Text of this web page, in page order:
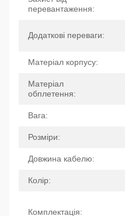
перевантаження:
Додаткові переваги:
Матеріал корпусу:
Матеріал
обплетення:
Вага:
Розміри:
Довжина кабелю:
Колір:
Комплектація: